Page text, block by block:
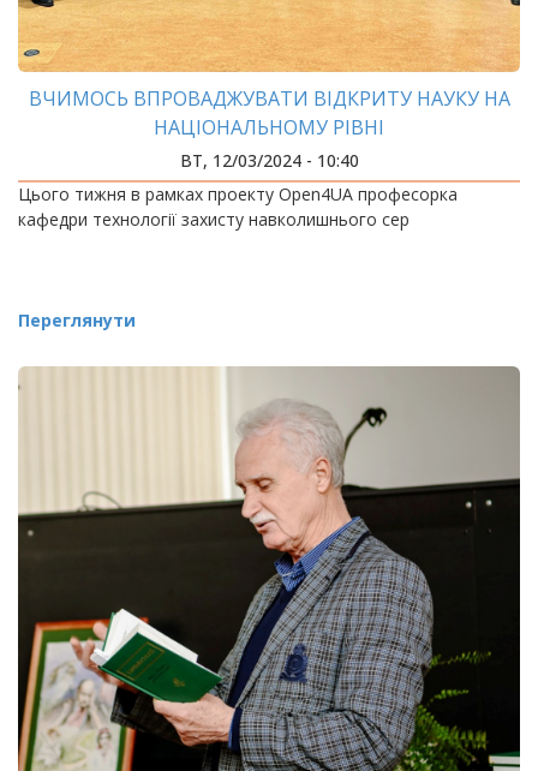
ВЧИМОСЬ ВПРОВАДЖУВАТИ ВІДКРИТУ НАУКУ НА
НАЦІОНАЛЬНОМУ РІВНІ
ВТ, 12/03/2024 - 10:40
Цього тижня в рамках проекту Open4UA професорка
кафедри технології захисту навколишнього сер
Переглянути